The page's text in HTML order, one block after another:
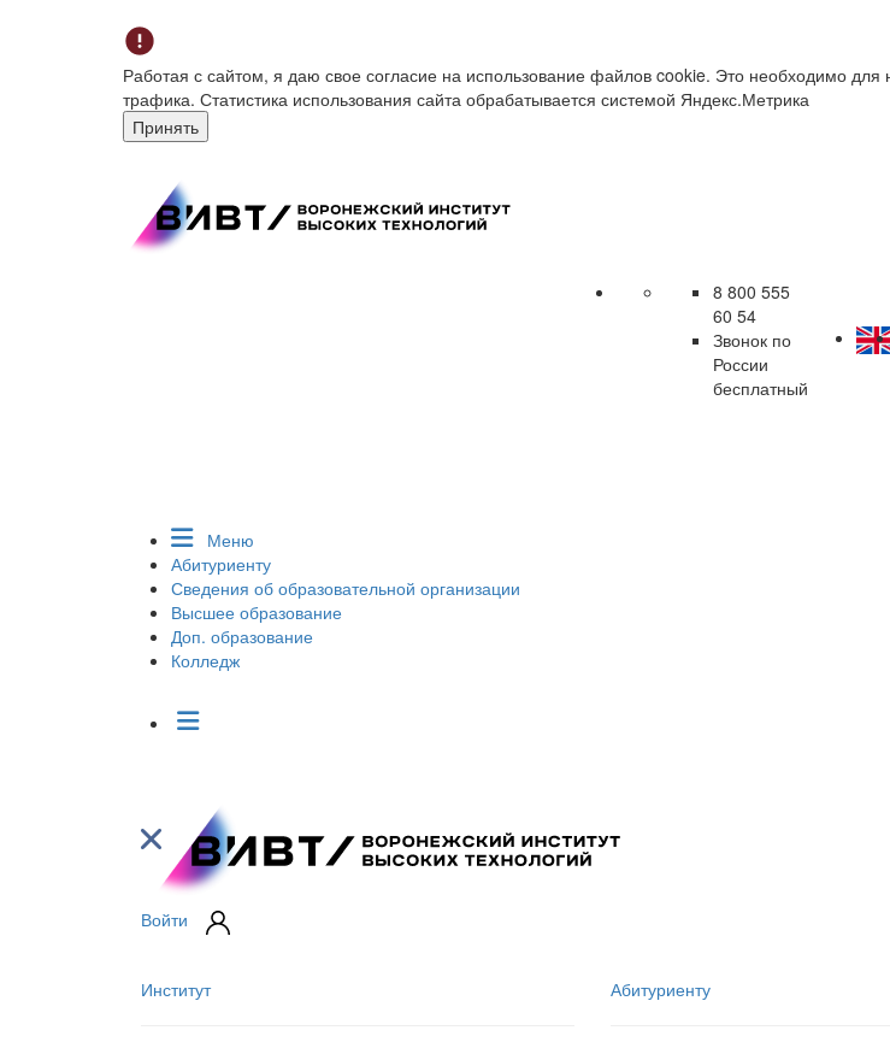
Работая с сайтом, я даю свое согласие на использование файлов cookie. Это необходимо
трафика. Статистика использования сайта обрабатывается системой Яндекс.Метрика
Принять
8 800 555
60 54
Звонок по
России
бесплатный
Меню
Абитуриенту
Сведения об образовательной организации
Высшее образование
Доп. образование
Колледж
Войти
Институт Абитуриенту